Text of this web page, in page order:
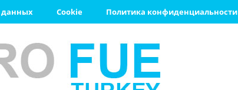
данных Cookie Политика конфиденциальности